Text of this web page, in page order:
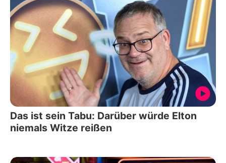
Das ist sein Tabu: Darüber würde Elton
niemals Witze reißen